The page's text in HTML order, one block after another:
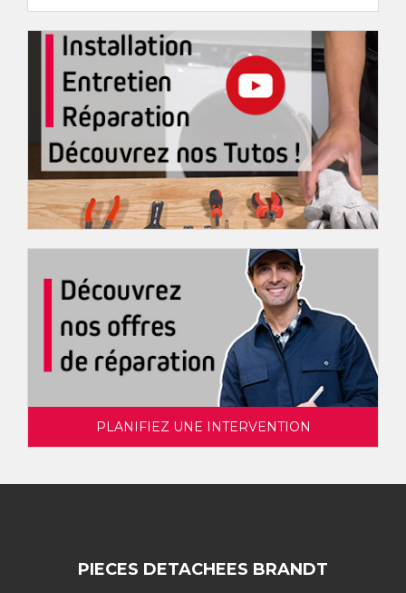
PLANIFIEZ UNE INTERVENTION
PIECES DETACHEES BRANDT